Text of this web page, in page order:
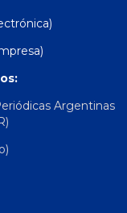
Argentinas